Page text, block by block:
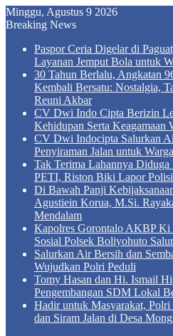
Minggu, Agustus 9 2026
Breaking News
Paspor Ceria Digelar di
Layanan Jemput Bola untuk
30 Tahun Berlalu, Angkatan
Kembali Bersatu: Nostalgia,
Reuni Akbar
CV Dwi Indo Cipta Berizin
Kehidupan Serta Keagamaan
CV Dwi Indocipta Salurkan
Penyiraman Jalan untuk
Tak Terima Lahannya
PETI, Riston Biki Lapor
Di Bawah Panji
Agustiein Korua, M.Si.
Mendalam
Kapolres Gorontalo AKBP Ki
Sosial Polsek Boliyohuto
Salurkan Air Bersih dan
Wujudkan Polri Peduli
Tomy Hasan dan Hi. Ismail
Pengembangan SDM Lokal
Hadir untuk Masyarakat,
dan Siram Jalan di Desa